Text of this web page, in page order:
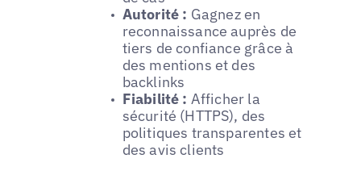
Autorité : Gagnez en
reconnaissance auprès de
tiers de confiance grâce à
des mentions et des
backlinks
Fiabilité : Afficher la
sécurité (HTTPS), des
politiques transparentes et
des avis clients